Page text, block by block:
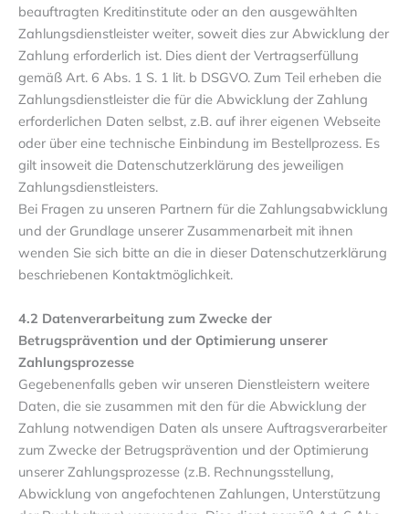
beauftragten Kreditinstitute oder an den ausgewählten
Zahlungsdienstleister weiter, soweit dies zur Abwicklung der
Zahlung erforderlich ist. Dies dient der Vertragserfüllung
gemäß Art. 6 Abs. 1 S. 1 lit. b DSGVO. Zum Teil erheben die
Zahlungsdienstleister die für die Abwicklung der Zahlung
erforderlichen Daten selbst, z.B. auf ihrer eigenen Webseite
oder über eine technische Einbindung im Bestellprozess. Es
gilt insoweit die Datenschutzerklärung des jeweiligen
Zahlungsdienstleisters.
Bei Fragen zu unseren Partnern für die Zahlungsabwicklung
und der Grundlage unserer Zusammenarbeit mit ihnen
wenden Sie sich bitte an die in dieser Datenschutzerklärung
beschriebenen Kontaktmöglichkeit.
4.2 Datenverarbeitung zum Zwecke der
Betrugsprävention und der Optimierung unserer
Zahlungsprozesse
Gegebenenfalls geben wir unseren Dienstleistern weitere
Daten, die sie zusammen mit den für die Abwicklung der
Zahlung notwendigen Daten als unsere Auftragsverarbeiter
zum Zwecke der Betrugsprävention und der Optimierung
unserer Zahlungsprozesse (z.B. Rechnungsstellung,
Abwicklung von angefochtenen Zahlungen, Unterstützung